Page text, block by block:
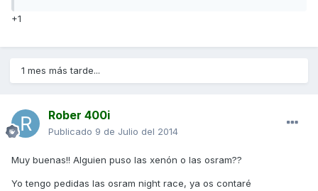
+1
1 mes más tarde...
Rober 400i
Publicado 9 de Julio del 2014
Muy buenas!! Alguien puso las xenón o las osram??
Yo tengo pedidas las osram night race, ya os contaré